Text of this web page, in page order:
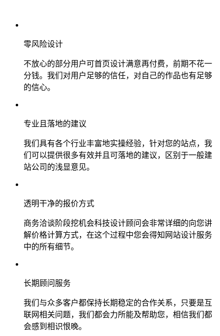
零风险设计
不放心的部分用户可首页设计满意再付费，前期不花一
分钱。我们对用户足够的信任，对自己的作品也有足够
的信心。
专业且落地的建议
我们具有各个行业丰富地实操经验，针对您的站点，我
们可以提供很多有效并且可落地的建议，区别于一般建
站公司的浅显意见。
透明干净的报价方式
商务洽谈阶段挖机会科技设计顾问会非常详细的向您讲
解价格计算方式，在这个过程中您会得知网站设计服务
中的所有细节。
长期顾问服务
我们与众多客户都保持长期稳定的合作关系，只要是互
联网相关问题，我们都会力所能及帮助您，相信我们都
会感到相识恨晚。